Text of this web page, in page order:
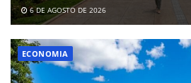
6 DE AGOSTO DE 2026
ECONOMIA